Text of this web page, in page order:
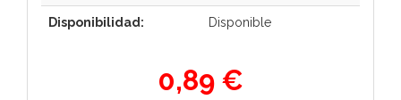
Disponibilidad: Disponible
0,89 €